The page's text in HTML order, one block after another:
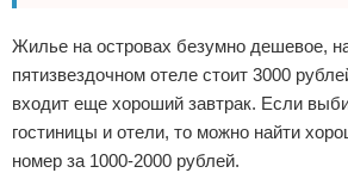
Жилье на островах безумно дешевое,
пятизвездочном отеле стоит 3000
входит еще хороший завтрак. Если
гостиницы и отели, то можно найти
номер за 1000-2000 рублей.